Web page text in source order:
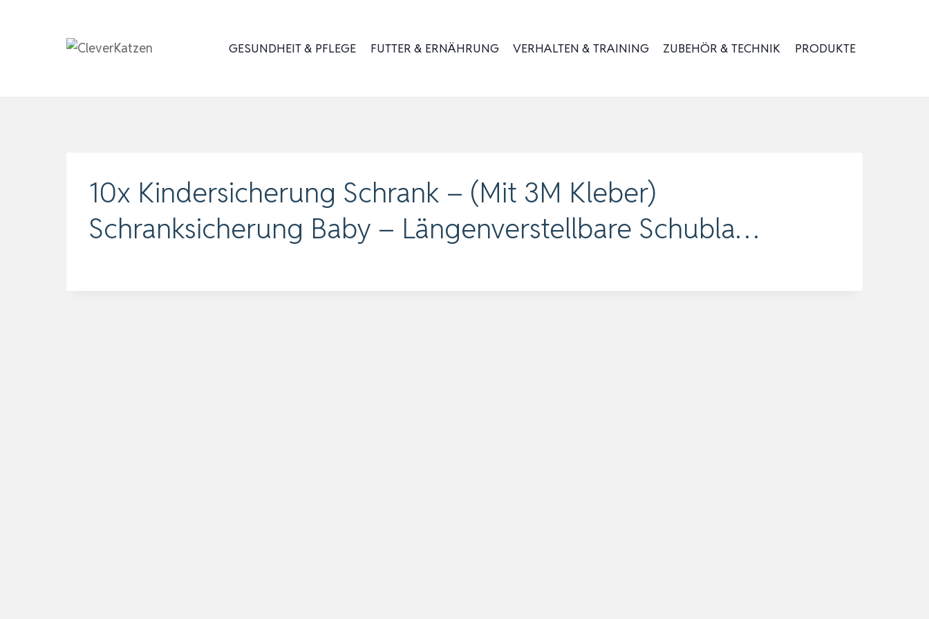
GESUNDHEIT & PFLEGE FUTTER & ERNÄHRUNG VERHALTEN & TRAINING ZUBEHÖR & TECHNIK PRODUKTE
10x Kindersicherung Schrank – (Mit 3M Kleber)
Schranksicherung Baby – Längenverstellbare Schubla…